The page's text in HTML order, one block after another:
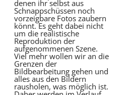
denen ihr selbst aus
Schnappschüssen noch
vorzeigbare Fotos zaubern
könnt. Es geht dabei nicht
um die realistische
Reproduktion der
aufgenommenen Szene.
Viel mehr wollen wir an die
Grenzen der
Bildbearbeitung gehen und
alles aus den Bildern
rausholen, was möglich ist.